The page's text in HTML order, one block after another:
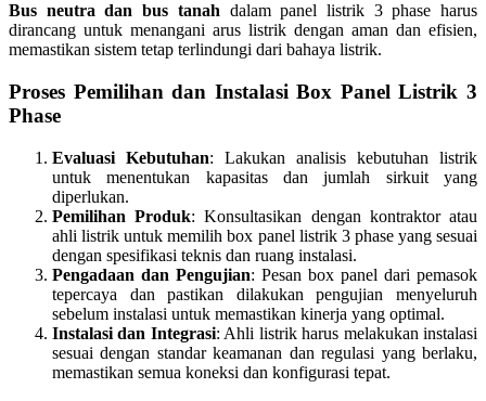
Bus neutra dan bus tanahdalam panel listrik 3 phase harus
dirancang untuk menangani arus listrik dengan aman dan efisien,
memastikan sistem tetap terlindungi dari bahaya listrik.
Proses Pemilihan dan Instalasi Box Panel Listrik 3
Phase
Evaluasi Kebutuhan: Lakukan analisis kebutuhan listrik
untuk menentukan kapasitas dan jumlah sirkuit yang
diperlukan.
Pemilihan Produk: Konsultasikan dengan kontraktor atau
ahli listrik untuk memilih box panel listrik 3 phase yang sesuai
dengan spesifikasi teknis dan ruang instalasi.
Pengadaan dan Pengujian: Pesan box panel dari pemasok
tepercaya dan pastikan dilakukan pengujian menyeluruh
sebelum instalasi untuk memastikan kinerja yang optimal.
Instalasi dan Integrasi: Ahli listrik harus melakukan instalasi
sesuai dengan standar keamanan dan regulasi yang berlaku,
memastikan semua koneksi dan konfigurasi tepat.